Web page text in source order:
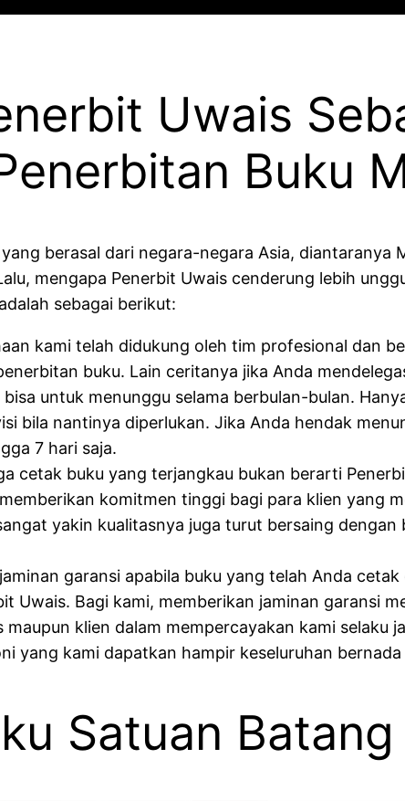
Uwais
Buku
berasal dari negara-negara Asia, diantaranya
mengapa Penerbit Uwais cenderung lebih
sebagai berikut:
kami telah didukung oleh tim profesional dan
buku. Lain ceritanya jika Anda
untuk menunggu selama berbulan-bulan.
bila nantinya diperlukan. Jika Anda hendak
7 hari saja.
cetak buku yang terjangkau bukan berarti
komitmen tinggi bagi para klien yang
yakin kualitasnya juga turut bersaing
garansi apabila buku yang telah Anda
Uwais. Bagi kami, memberikan jaminan garansi
klien dalam mempercayakan kami selaku
yang kami dapatkan hampir keseluruhan
Satuan Batang